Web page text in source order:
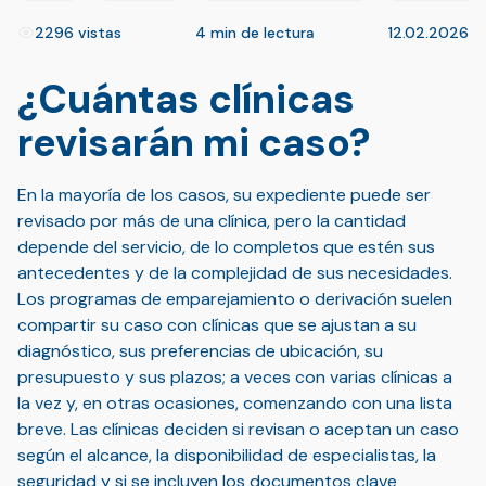
2296 vistas 4 min de lectura 12.02.2026
¿Cuántas clínicas
revisarán mi caso?
En la mayoría de los casos, su expediente puede ser
revisado por más de una clínica, pero la cantidad
depende del servicio, de lo completos que estén sus
antecedentes y de la complejidad de sus necesidades.
Los programas de emparejamiento o derivación suelen
compartir su caso con clínicas que se ajustan a su
diagnóstico, sus preferencias de ubicación, su
presupuesto y sus plazos; a veces con varias clínicas a
la vez y, en otras ocasiones, comenzando con una lista
breve. Las clínicas deciden si revisan o aceptan un caso
según el alcance, la disponibilidad de especialistas, la
seguridad y si se incluyen los documentos clave